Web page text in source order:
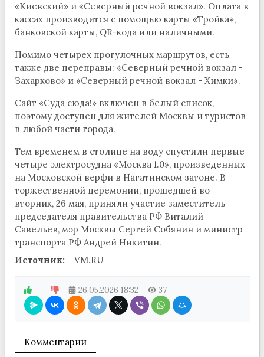
«Киевский» и «Северный речной вокзал». Оплата в
кассах производится с помощью карты «Тройка»,
банковской карты, QR-кода или наличными.
Помимо четырех прогулочных маршрутов, есть
также две переправы: «Северный речной вокзал -
Захарково» и «Северный речной вокзал - Химки».
Сайт «Суда сюда!» включен в белый список,
поэтому доступен для жителей Москвы и туристов
в любой части города.
Тем временем в столице на воду спустили первые
четыре электросудна «Москва 1.0», произведенных
на Московской верфи в Нагатинском затоне. В
торжественной церемонии, прошедшей во
вторник, 26 мая, приняли участие заместитель
председателя правительства РФ Виталий
Савельев, мэр Москвы Сергей Собянин и министр
транспорта РФ Андрей Никитин.
Источник:
VM.RU
— 26.05.2026 18:32 37
Комментарии